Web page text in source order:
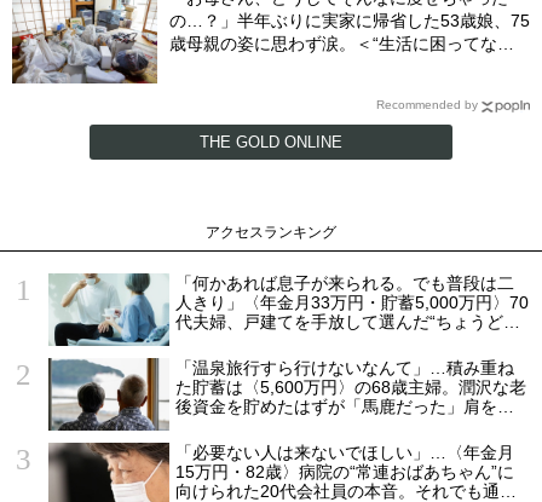
の…？」半年ぶりに実家に帰省した53歳娘、75
歳母親の姿に思わず涙。＜“生活に困ってな
Recommended by
THE GOLD ONLINE
アクセスランキング
「何かあれば息子が来られる。でも普段は二
人きり」〈年金月33万円・貯蓄5,000万円〉70
代夫婦、戸建てを手放して選んだ“ちょうどい
「温泉旅行すら行けないなんて」…積み重ね
た貯蓄は〈5,600万円〉の68歳主婦。潤沢な老
後資金を貯めたはずが「馬鹿だった」肩を落
「必要ない人は来ないでほしい」…〈年金月
15万円・82歳〉病院の“常連おばあちゃん”に
向けられた20代会社員の本音。それでも通い